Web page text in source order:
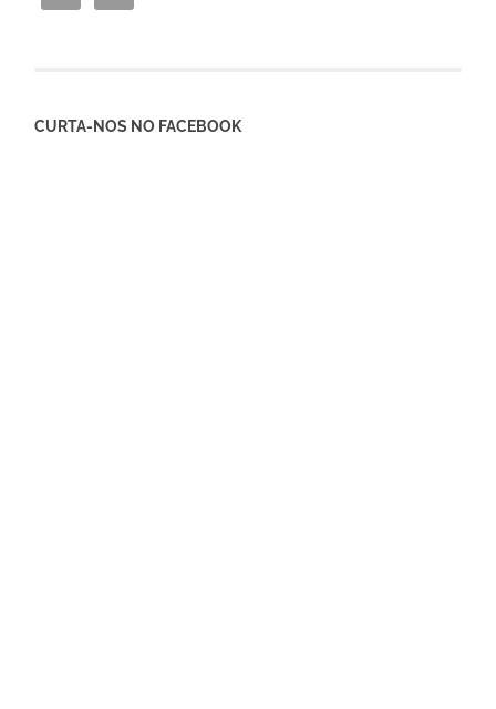
CURTA-NOS NO FACEBOOK